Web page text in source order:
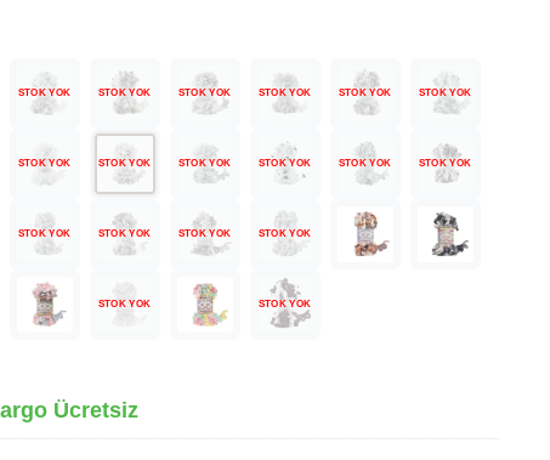
STOK YOK STOK YOK STOK YOK STOK YOK STOK YOK STOK YOK
STOK YOK STOK YOK STOK YOK STOK YOK STOK YOK STOK YOK
STOK YOK STOK YOK STOK YOK STOK YOK
STOK YOK STOK YOK
Ücretsiz